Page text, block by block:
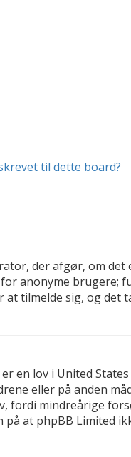
til dette board?
der afgør, om
anonyme
tilmelde sig, og det
en lov i United
eller på anden
fordi mindreårige
at phpBB Limited